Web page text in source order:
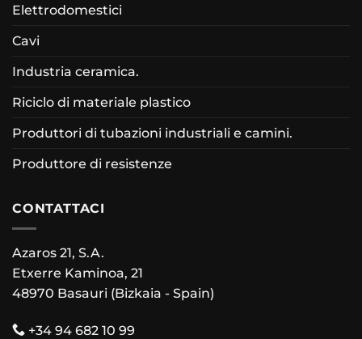
Elettrodomestici
Cavi
Industria ceramica.
Riciclo di materiale plastico
Produttori di tubazioni industriali e camini.
Produttore di resistenze
CONTATTACI
Azaros 21, S.A.
Etxerre Kaminoa, 21
48970 Basauri (Bizkaia - Spain)
+34 94 682 10 99